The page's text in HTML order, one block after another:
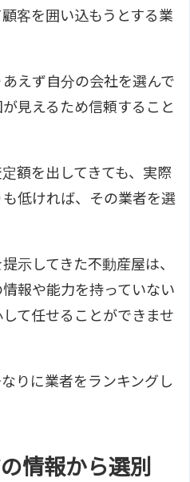
客を囲い込もうとする業
えず自分の会社を選んで
見えるため信頼すること
額を出してきても、実際
低ければ、その業者を選
示してきた不動産屋は、
報や能力を持っていない
て任せることができませ
りに業者をランキングし
情報から選別